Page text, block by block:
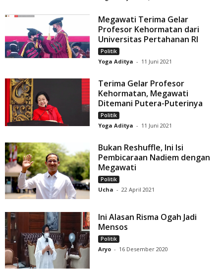
Megawati Terima Gelar
Profesor Kehormatan dari
Universitas Pertahanan RI
Politik
Yoga Aditya - 11 Juni 2021
Terima Gelar Profesor
Kehormatan, Megawati
Ditemani Putera-Puterinya
Politik
Yoga Aditya - 11 Juni 2021
Bukan Reshuffle, Ini Isi
Pembicaraan Nadiem dengan
Megawati
Politik
Ucha - 22 April 2021
Ini Alasan Risma Ogah Jadi
Mensos
Politik
Aryo - 16 Desember 2020